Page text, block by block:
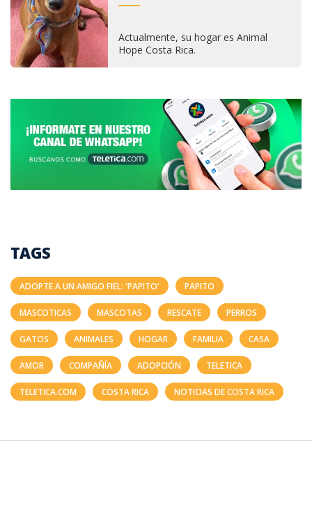
Actualmente, su hogar es Animal
Hope Costa Rica.
TAGS
ADOPTE A UN AMIGO FIEL: 'PAPITO' PAPITO
MASCOTICAS MASCOTAS RESCATE PERROS
GATOS ANIMALES HOGAR FAMILIA CASA
AMOR COMPAÑÍA ADOPCIÓN TELETICA
TELETICA.COM COSTA RICA NOTICIAS DE COSTA RICA